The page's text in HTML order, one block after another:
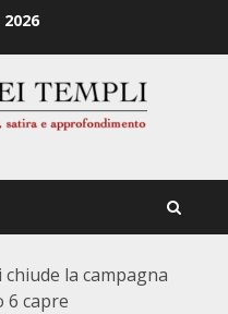
la campagna
6 capre